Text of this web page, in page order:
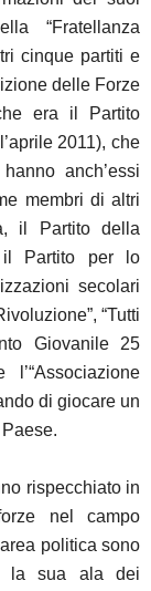
“Fratellanza
cinque partiti e
delle Forze
era il Partito
2011), che
anch’essi
membri di altri
il Partito della
il Partito per lo
secolari
“Tutti
Giovanile 25
di giocare un
rispecchiato in
nel campo
politica sono
la sua ala dei